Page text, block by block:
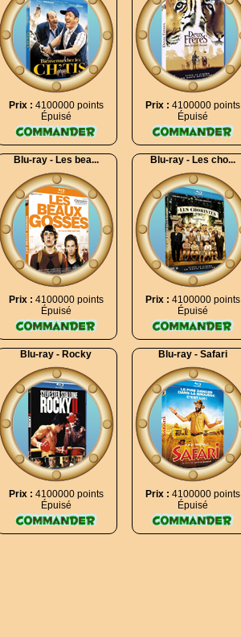
Prix : 4100000 points
Épuisé
Prix : 4100000 points
Épuisé
Blu-ray - Les bea...
Prix : 4100000 points
Épuisé
Blu-ray - Les cho...
Prix : 4100000 points
Épuisé
Blu-ray - Rocky
Prix : 4100000 points
Épuisé
Blu-ray - Safari
Prix : 4100000 points
Épuisé